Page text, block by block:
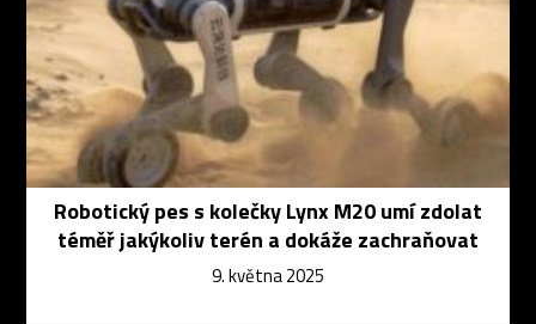
Robotický pes s kolečky Lynx M20 umí zdolat
téměř jakýkoliv terén a dokáže zachraňovat
9. května 2025